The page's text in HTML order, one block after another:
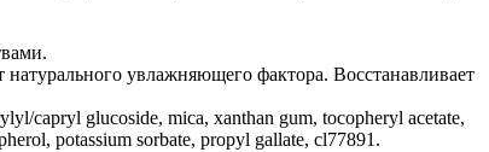
увлажняющего фактора. Восстанавливает
capryl glucoside, mica, xanthan gum, tocopheryl acetate,
potassium sorbate, propyl gallate, cl77891.